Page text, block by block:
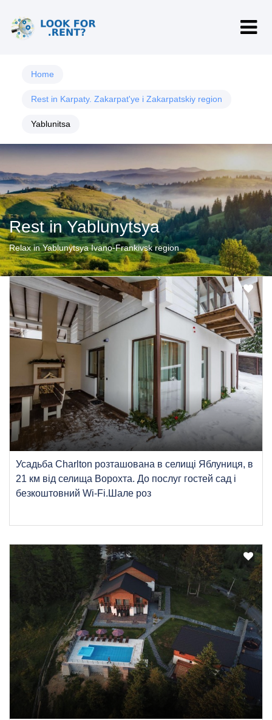
Home
Rest in Karpaty. Zakarpat'ye i Zakarpatskiy region
Yablunitsa
Rest in Yablunytsya
Relax in Yablunytsya Ivano-Frankivsk region
Усадьба Charlton розташована в селищі Яблуниця, в
21 км від селища Ворохта. До послуг гостей сад і
безкоштовний Wi-Fi.Шале роз